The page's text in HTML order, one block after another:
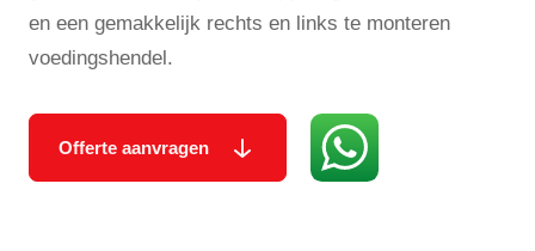
en een gemakkelijk rechts en links te monteren
voedingshendel.
Offerte aanvragen